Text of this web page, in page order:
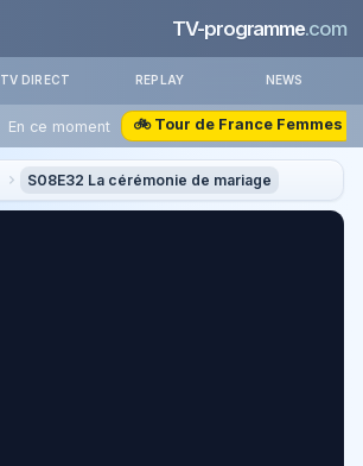
TV-programme.com
TV DIRECT REPLAY NEWS
En ce moment 🚲 Tour de France Femmes
S08E32 La cérémonie de mariage